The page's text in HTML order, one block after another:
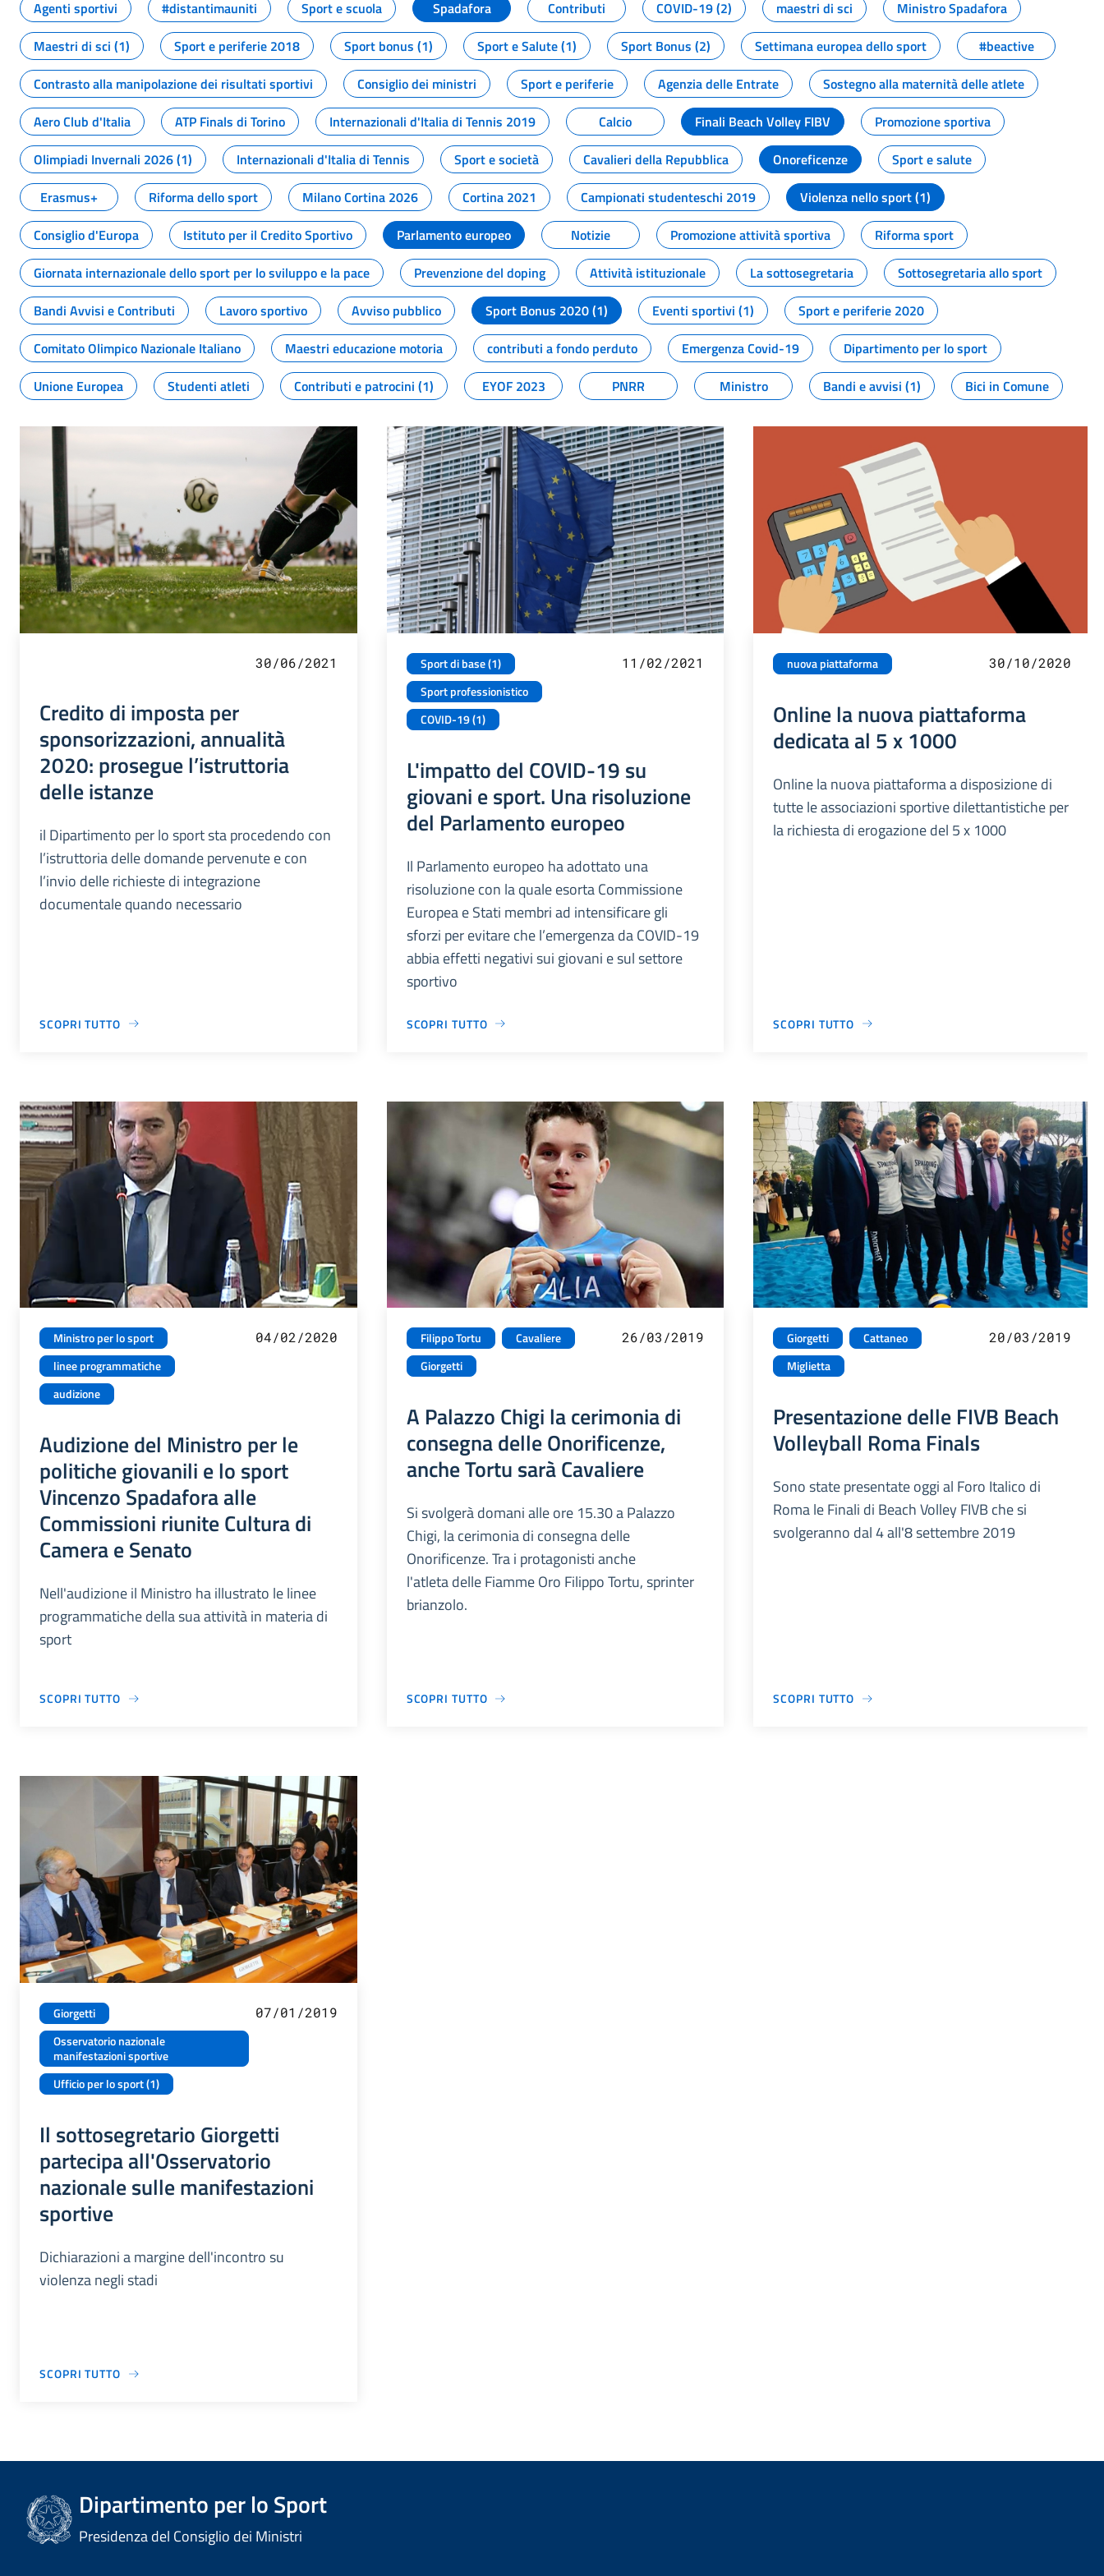
Agenti sportivi
#distantimauniti Sport e scuola Spadafora Contributi COVID-19 (2) maestri di sci
Ministro Spadafora
Maestri di sci (1)
Sport e periferie 2018 Sport bonus (1) Sport e Salute (1) Sport Bonus (2) Settimana europea dello sport
#beactive
Contrasto alla manipolazione dei risultati sportivi
Consiglio dei ministri Sport e periferie Agenzia delle Entrate
Sostegno alla maternità delle atlete
Aero Club d'Italia
ATP Finals di Torino Internazionali d'Italia di Tennis 2019 Calcio Finali Beach Volley FIBV
Promozione sportiva
Olimpiadi Invernali 2026 (1)
Internazionali d'Italia di Tennis Sport e società Cavalieri della Repubblica Onoreficenze
Sport e salute
Erasmus+
Riforma dello sport Milano Cortina 2026 Cortina 2021 Campionati studenteschi 2019
Violenza nello sport (1)
Consiglio d'Europa
Istituto per il Credito Sportivo Parlamento europeo Notizie Promozione attività sportiva
Riforma sport
Giornata internazionale dello sport per lo sviluppo e la pace
Prevenzione del doping Attività istituzionale La sottosegretaria
Sottosegretaria allo sport
Bandi Avvisi e Contributi
Lavoro sportivo Avviso pubblico Sport Bonus 2020 (1) Eventi sportivi (1)
Sport e periferie 2020
Comitato Olimpico Nazionale Italiano
Maestri educazione motoria contributi a fondo perduto Emergenza Covid-19
Dipartimento per lo sport
Unione Europea
Studenti atleti Contributi e patrocini (1) EYOF 2023 PNRR Ministro Bandi e avvisi (1) Bici in Comune
30/06/2021
Credito di imposta per
sponsorizzazioni, annualità
2020: prosegue l’istruttoria
delle istanze
il Dipartimento per lo sport sta procedendo con
l’istruttoria delle domande pervenute e con
l’invio delle richieste di integrazione
documentale quando necessario
SCOPRI TUTTO
Sport di base (1)
Sport professionistico
COVID-19 (1)
11/02/2021
L'impatto del COVID-19 su
giovani e sport. Una risoluzione
del Parlamento europeo
Il Parlamento europeo ha adottato una
risoluzione con la quale esorta Commissione
Europea e Stati membri ad intensificare gli
sforzi per evitare che l’emergenza da COVID-19
abbia effetti negativi sui giovani e sul settore
sportivo
SCOPRI TUTTO
nuova piattaforma 30/10/2020
Online la nuova piattaforma
dedicata al 5 x 1000
Online la nuova piattaforma a disposizione di
tutte le associazioni sportive dilettantistiche per
la richiesta di erogazione del 5 x 1000
SCOPRI TUTTO
Ministro per lo sport
linee programmatiche
audizione
04/02/2020
Audizione del Ministro per le
politiche giovanili e lo sport
Vincenzo Spadafora alle
Commissioni riunite Cultura di
Camera e Senato
Nell'audizione il Ministro ha illustrato le linee
programmatiche della sua attività in materia di
sport
SCOPRI TUTTO
Filippo Tortu
Cavaliere
Giorgetti
26/03/2019
A Palazzo Chigi la cerimonia di
consegna delle Onorificenze,
anche Tortu sarà Cavaliere
Si svolgerà domani alle ore 15.30 a Palazzo
Chigi, la cerimonia di consegna delle
Onorificenze. Tra i protagonisti anche
l'atleta delle Fiamme Oro Filippo Tortu, sprinter
brianzolo.
SCOPRI TUTTO
Giorgetti
Cattaneo
Miglietta
20/03/2019
Presentazione delle FIVB Beach
Volleyball Roma Finals
Sono state presentate oggi al Foro Italico di
Roma le Finali di Beach Volley FIVB che si
svolgeranno dal 4 all'8 settembre 2019
SCOPRI TUTTO
Giorgetti
Osservatorio nazionale
manifestazioni sportive
Ufficio per lo sport (1)
07/01/2019
Il sottosegretario Giorgetti
partecipa all'Osservatorio
nazionale sulle manifestazioni
sportive
Dichiarazioni a margine dell'incontro su
violenza negli stadi
SCOPRI TUTTO
Dipartimento per lo Sport
Presidenza del Consiglio dei Ministri